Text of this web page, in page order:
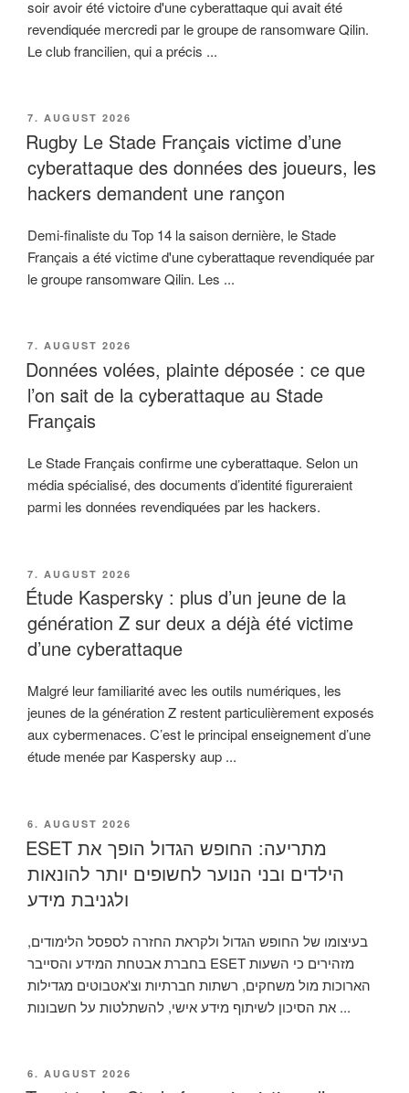
soir avoir été victoire d'une cyberattaque qui avait été
revendiquée mercredi par le groupe de ransomware Qilin.
Le club francilien, qui a précis ...
VERÖFFENTLICHT
AM
7. AUGUST 2026
Rugby Le Stade Français victime d’une
cyberattaque des données des joueurs, les
hackers demandent une rançon
Demi-finaliste du Top 14 la saison dernière, le Stade
Français a été victime d'une cyberattaque revendiquée par
le groupe ransomware Qilin. Les ...
VERÖFFENTLICHT
AM
7. AUGUST 2026
Données volées, plainte déposée : ce que
l’on sait de la cyberattaque au Stade
Français
Le Stade Français confirme une cyberattaque. Selon un
média spécialisé, des documents d’identité figureraient
parmi les données revendiquées par les hackers.
VERÖFFENTLICHT
AM
7. AUGUST 2026
Étude Kaspersky : plus d’un jeune de la
génération Z sur deux a déjà été victime
d’une cyberattaque
Malgré leur familiarité avec les outils numériques, les
jeunes de la génération Z restent particulièrement exposés
aux cybermenaces. C’est le principal enseignement d’une
étude menée par Kaspersky aup ...
VERÖFFENTLICHT
AM
6. AUGUST 2026
ESET מתריעה: החופש הגדול הופך את
הילדים ובני הנוער לחשופים יותר להונאות
ולגניבת מידע
בעיצומו של החופש הגדול ולקראת החזרה לספסל הלימודים,
בחברת אבטחת המידע והסייבר ESET מזהירים כי השעות
הארוכות מול משחקים, רשתות חברתיות וצ'אטבוטים מגדילות
את הסיכון לשיתוף מידע אישי, להשתלטות על חשבונות ...
VERÖFFENTLICHT
AM
6. AUGUST 2026